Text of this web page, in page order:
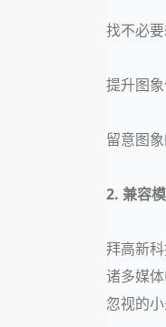
找不必
提升图
留意图
2. 兼容
拜高新
诸多媒
忽视的小